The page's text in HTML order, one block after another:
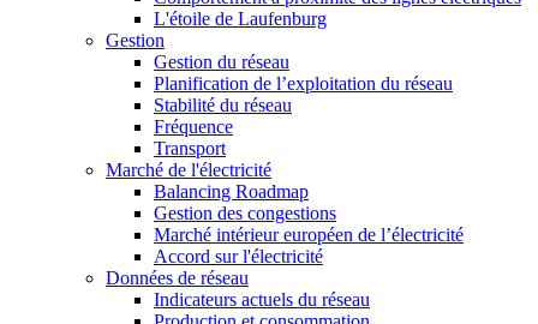
L'étoile de Laufenburg
Gestion
Gestion du réseau
Planification de l’exploitation du réseau
Stabilité du réseau
Fréquence
Transport
Marché de l'électricité
Balancing Roadmap
Gestion des congestions
Marché intérieur européen de l’électricité
Accord sur l'électricité
Données de réseau
Indicateurs actuels du réseau